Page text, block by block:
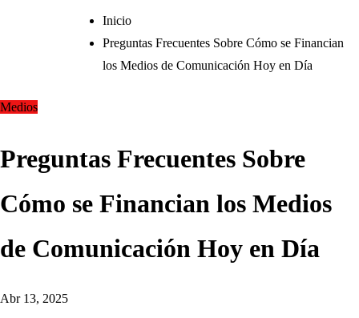
Inicio
Preguntas Frecuentes Sobre Cómo se Financian
los Medios de Comunicación Hoy en Día
Medios
Preguntas Frecuentes Sobre
Cómo se Financian los Medios
de Comunicación Hoy en Día
Abr 13, 2025